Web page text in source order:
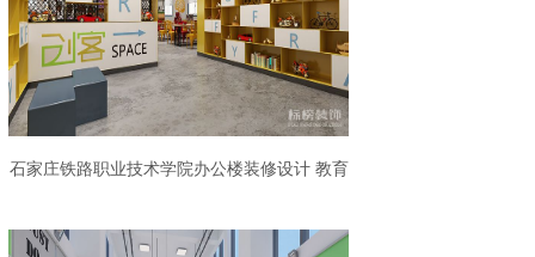
石家庄铁路职业技术学院办公楼装修设计 教育
培训